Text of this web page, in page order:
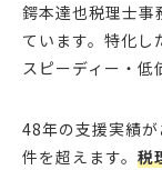
鍔本達也税理士事
ています。特化し
スピーディー・低
48年の支援実績
件を超えます。 税